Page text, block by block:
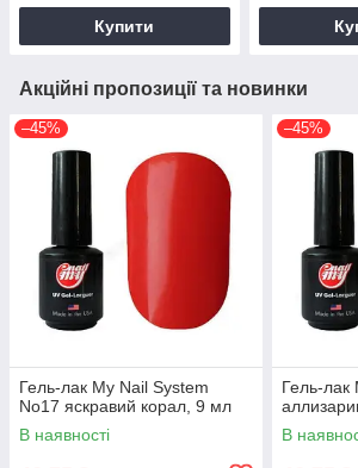
Купити
Акційні пропозиції та новинки
–45%
Гель-лак My Nail System
No17 яскравий корал, 9 мл
В наявності
–45%
Гель-
В